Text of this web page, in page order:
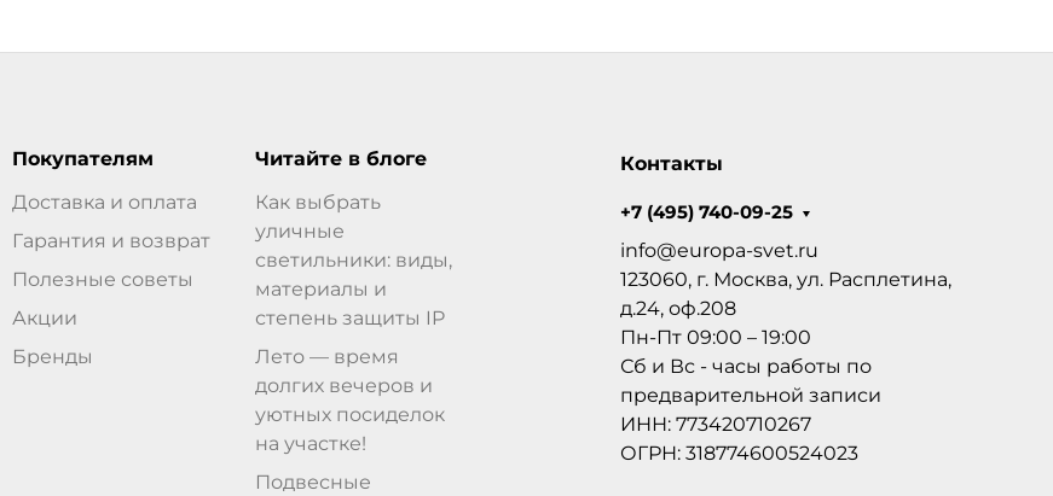
Покупателям
Доставка и оплата
Гарантия и возврат
Полезные советы
Акции
Бренды
Читайте в блоге
Как выбрать
уличные
светильники: виды,
материалы и
степень защиты IP
Лето — время
долгих вечеров и
уютных посиделок
на участке!
Подвесные
Контакты
+7 (495) 740-09-25
info@europa-svet.ru
123060, г. Москва, ул. Расплетина,
д.24, оф.208
Пн-Пт 09:00 – 19:00
Сб и Вс - часы работы по
предварительной записи
ИНН: 773420710267
ОГРН: 318774600524023